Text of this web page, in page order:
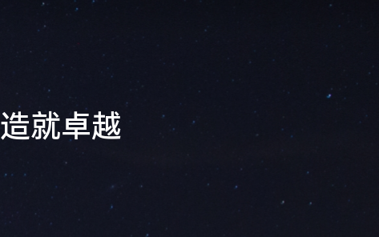
造就卓越